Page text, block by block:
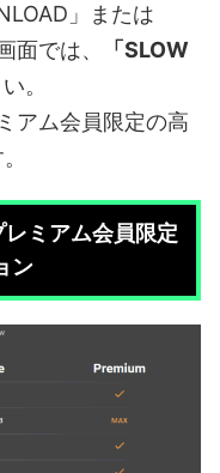
」または
面では、
「SLOW
。
アム会員限定の高
レミアム会員限定
ン